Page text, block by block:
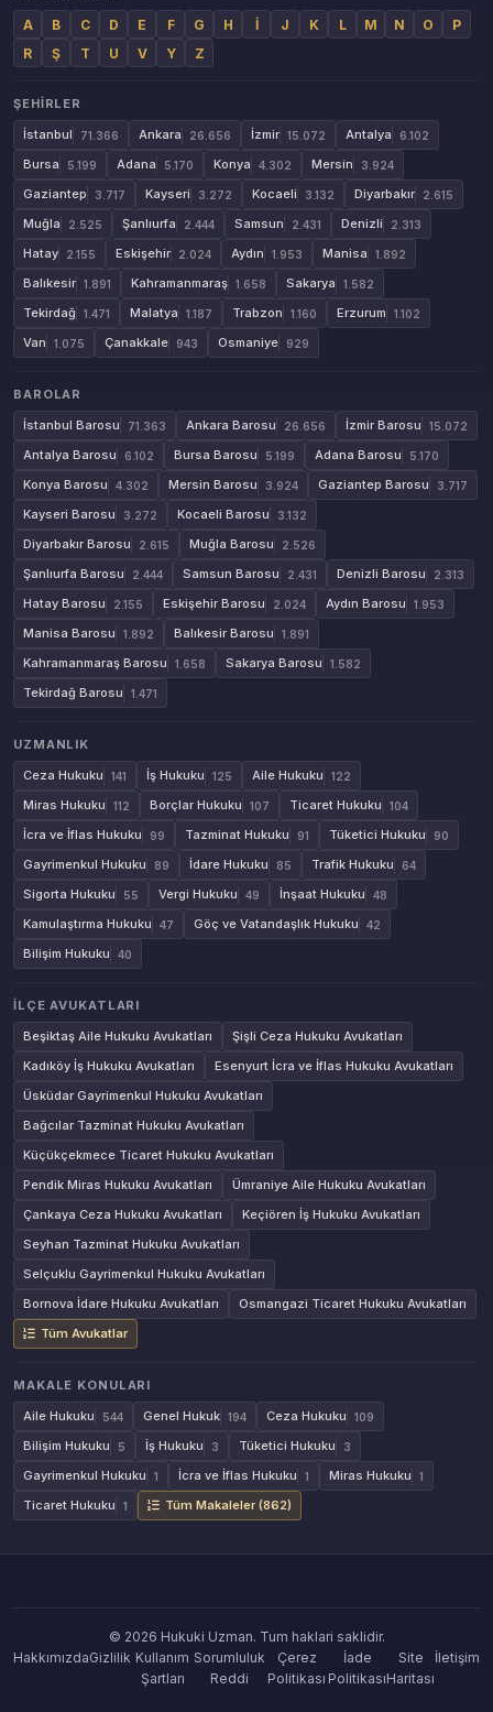
A B C D E F G H İ J K L M N O
P
R
Ş T U V Y Z
ŞEHIRLER
İstanbul
71.366 Ankara 26.656 İzmir 15.072 Antalya 6.102
Bursa 5.199 Adana 5.170 Konya 4.302 Mersin 3.924
Gaziantep 3.717 Kayseri 3.272 Kocaeli 3.132 Diyarbakır 2.615
Muğla 2.525 Şanlıurfa 2.444 Samsun 2.431 Denizli 2.313
Hatay 2.155 Eskişehir 2.024 Aydın 1.953 Manisa 1.892
Balıkesir 1.891 Kahramanmaraş 1.658 Sakarya 1.582
Tekirdağ 1.471 Malatya 1.187 Trabzon 1.160 Erzurum 1.102
Van 1.075 Çanakkale 943 Osmaniye 929
BAROLAR
İstanbul Barosu
71.363 Ankara Barosu 26.656 İzmir Barosu 15.072
Antalya Barosu 6.102 Bursa Barosu 5.199 Adana Barosu 5.170
Konya Barosu 4.302 Mersin Barosu 3.924 Gaziantep Barosu 3.717
Kayseri Barosu 3.272 Kocaeli Barosu 3.132
Diyarbakır Barosu 2.615 Muğla Barosu 2.526
Şanlıurfa Barosu 2.444 Samsun Barosu 2.431 Denizli Barosu 2.313
Hatay Barosu 2.155 Eskişehir Barosu 2.024 Aydın Barosu 1.953
Manisa Barosu 1.892 Balıkesir Barosu 1.891
Kahramanmaraş Barosu 1.658 Sakarya Barosu 1.582
Tekirdağ Barosu 1.471
UZMANLIK
Ceza Hukuku
141 İş Hukuku 125 Aile Hukuku 122
Miras Hukuku 112 Borçlar Hukuku 107 Ticaret Hukuku 104
İcra ve İflas Hukuku 99 Tazminat Hukuku 91 Tüketici Hukuku 90
Gayrimenkul Hukuku 89 İdare Hukuku 85 Trafik Hukuku 64
Sigorta Hukuku 55 Vergi Hukuku 49 İnşaat Hukuku 48
Kamulaştırma Hukuku 47 Göç ve Vatandaşlık Hukuku 42
Bilişim Hukuku 40
İLÇE AVUKATLARI
Beşiktaş Aile Hukuku Avukatları
Şişli Ceza Hukuku Avukatları
Kadıköy İş Hukuku Avukatları
Esenyurt İcra ve İflas Hukuku Avukatları
Üsküdar Gayrimenkul Hukuku Avukatları
Bağcılar Tazminat Hukuku Avukatları
Küçükçekmece Ticaret Hukuku Avukatları
Pendik Miras Hukuku Avukatları
Ümraniye Aile Hukuku Avukatları
Çankaya Ceza Hukuku Avukatları
Keçiören İş Hukuku Avukatları
Seyhan Tazminat Hukuku Avukatları
Selçuklu Gayrimenkul Hukuku Avukatları
Bornova İdare Hukuku Avukatları
Osmangazi Ticaret Hukuku Avukatları
Tüm Avukatlar
MAKALE KONULARI
Aile Hukuku
544 Genel Hukuk 194 Ceza Hukuku 109
Bilişim Hukuku 5 İş Hukuku 3 Tüketici Hukuku 3
Gayrimenkul Hukuku 1 İcra ve İflas Hukuku 1 Miras Hukuku 1
Ticaret Hukuku 1 Tüm Makaleler (862)
© 2026 Hukuki Uzman. Tum haklari saklidir.
HakkımızdaGizlilik Kullanım
Şartları
Sorumluluk
Reddi
Çerez
Politikası
İade
Politikası
Site
Haritası
İletişim